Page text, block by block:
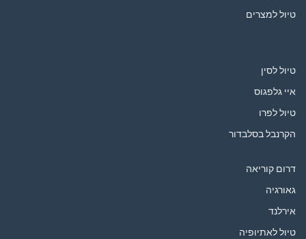
טיול למצרים
טיול לסין
איי גלפגוס
טיול לפרו
הקרנבל בסלבדור
דרום קוריאה
גאורגיה
אירלנד
טיול לאתיופיה